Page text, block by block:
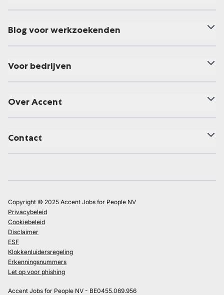
Blog voor werkzoekenden
Voor bedrijven
Over Accent
Contact
Copyright © 2025 Accent Jobs for People NV
Privacybeleid
Cookiebeleid
Disclaimer
ESF
Klokkenluidersregeling
Erkenningsnummers
Let op voor phishing
Accent Jobs for People NV - BE0455.069.956